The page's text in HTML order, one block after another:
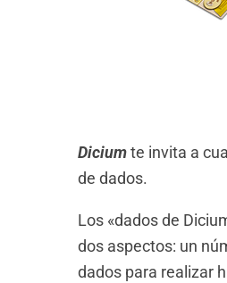
Diciumte invita a
de dados.
Los «dados de
dos aspectos: un
dados para realizar